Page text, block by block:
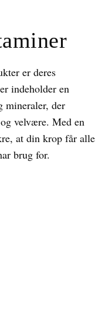
er deres
indeholder en
mineraler, der
velvære. Med en
at din krop får alle
brug for.